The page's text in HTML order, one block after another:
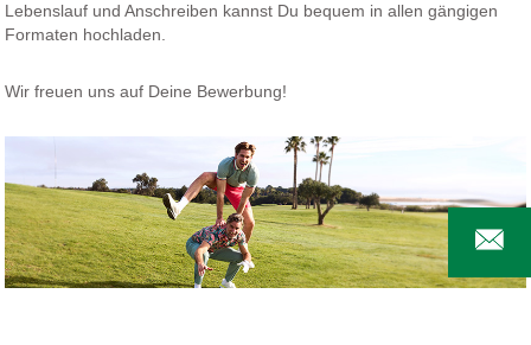
Lebenslauf und Anschreiben kannst Du bequem in allen gängigen
Formaten hochladen.
Wir freuen uns auf Deine Bewerbung!